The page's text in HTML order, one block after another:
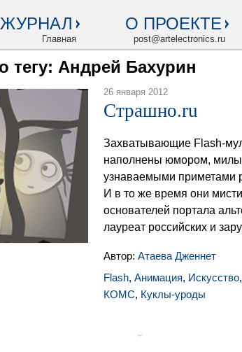
ЖУРНАЛ
Главная
О ПРОЕКТЕ
post@artelectronics.ru
тегу: Андрей Бахурин
26 января 2012
Страшно.ru
Захватывающие Flash-
наполнены юмором,
узнаваемыми приметами
И в то же время они
основателей портала
лауреат российских и
Автор: Атаева Дженнет
Flash, Анимация, Искусство,
КОМС, Куклы-уроды